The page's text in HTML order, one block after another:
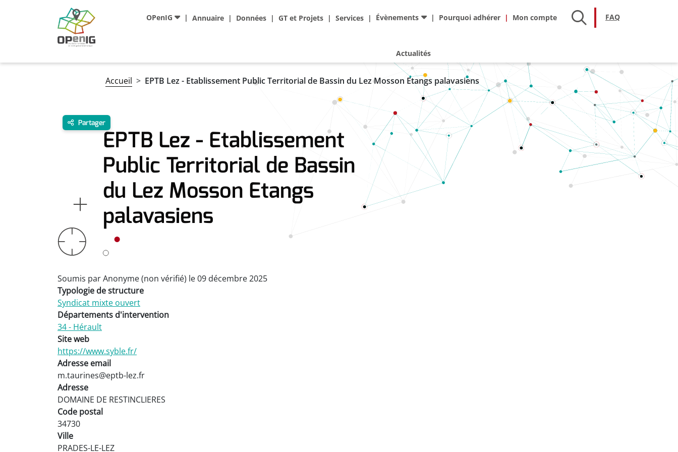
Aller au contenu principal
Navigation principale
OPenIG Annuaire Données GT et Projets Services Évènements
Actualités
Adhésion
Pourquoi adhérer FAQFAQ
Fil d'Ariane
Accueil EPTB Lez - Etablissement Public Territorial de Bassin du Lez Mosson Etangs palavasiens
EPTB Lez - Etablissement
Public Territorial de Bassin
du Lez Mosson Etangs
palavasiens
Partager
Soumis parAnonyme (non vérifié) le09 décembre 2025
Typologie de structure
Syndicat mixte ouvert
Départements d'intervention
34 - Hérault
Site web
https://www.syble.fr/
Adresse email
m.taurines@eptb-lez.fr
Adresse
DOMAINE DE RESTINCLIERES
Code postal
34730
Ville
PRADES-LE-LEZ